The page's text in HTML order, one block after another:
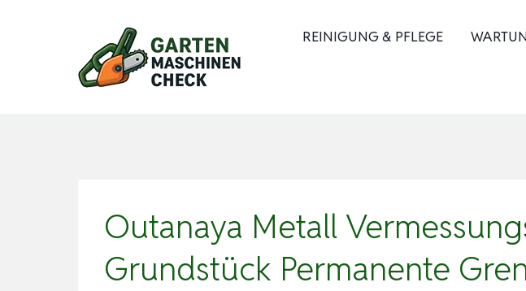
REINIGUNG & PFLEGE
Outanaya Metall
Grundstück Permanente